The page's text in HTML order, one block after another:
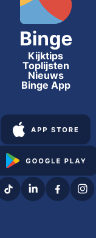
Kijktips
Toplijsten
Nieuws
Binge App